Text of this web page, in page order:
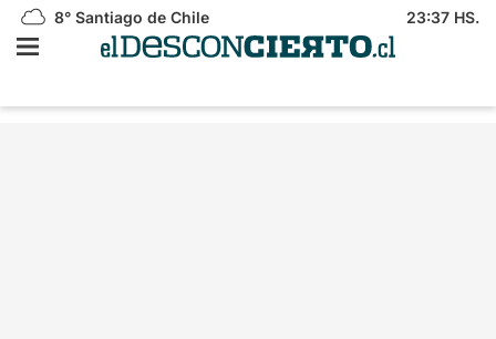
8° Santiago de Chile 23:37 HS.